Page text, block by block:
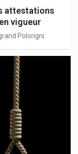
attestations
vigueur
Polorigni